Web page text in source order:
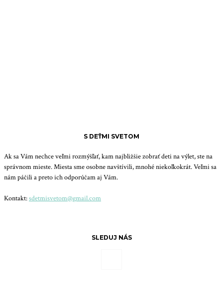
S DEŤMI SVETOM
Ak sa Vám nechce veľmi rozmýšľať, kam najbližšie zobrať deti na výlet, ste na
správnom mieste. Miesta sme osobne navštívili, mnohé niekoľkokrát. Veľmi sa
nám páčili a preto ich odporúčam aj Vám.
Kontakt:sdetmisvetom@gmail.com
SLEDUJ NÁS